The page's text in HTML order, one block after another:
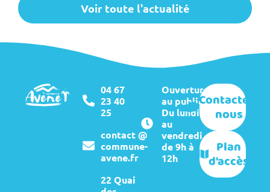
Voir toute l'actualité
04 67
23 40
25
contact @
commune-
avene.fr
22 Quai
Ouverture
au public :
Du lundi
au
vendredi
de 9h à
12h
Contactez-
nous
Plan
d'accès